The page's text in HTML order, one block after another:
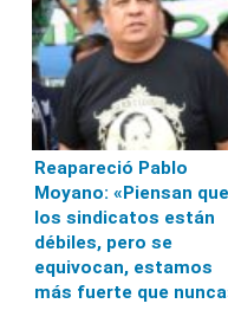
Reapareció Pablo
Moyano: «Piensan que
los sindicatos están
débiles, pero se
equivocan, estamos
más fuerte que